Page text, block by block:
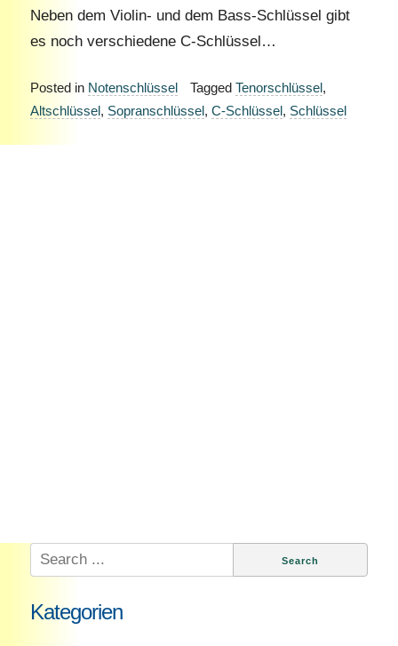
Neben dem Violin- und dem Bass-Schlüssel gibt
es noch verschiedene C-Schlüssel…
Posted in Notenschlüssel Tagged Tenorschlüssel,
Altschlüssel, Sopranschlüssel, C-Schlüssel, Schlüssel
Search
for:
Kategorien